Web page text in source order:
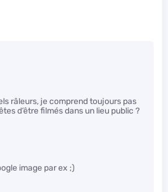
râleurs, je comprend toujours pas
d’être filmés dans un lieu public ?
image par ex ;)